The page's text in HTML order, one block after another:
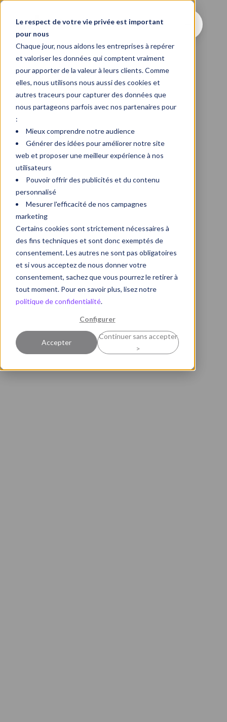
Le respect de votre vie privée est important
pour nous
Chaque jour, nous aidons les entreprises à repérer
et valoriser les données qui comptent vraiment
pour apporter de la valeur à leurs clients. Comme
elles, nous utilisons nous aussi des cookies et
autres traceurs pour capturer des données que
nous partageons parfois avec nos partenaires pour
:
Mieux comprendre notre audience
Générer des idées pour améliorer notre site
web et proposer une meilleur expérience à nos
utilisateurs
Pouvoir offrir des publicités et du contenu
personnalisé
Mesurer l'efficacité de nos campagnes
marketing
Certains cookies sont strictement nécessaires à
des fins techniques et sont donc exemptés de
consentement. Les autres ne sont pas obligatoires
et si vous acceptez de nous donner votre
consentement, sachez que vous pourrez le retirer à
tout moment. Pour en savoir plus, lisez notre
politique de confidentialité.
Configurer
Accepter
Continuer sans accepter
>